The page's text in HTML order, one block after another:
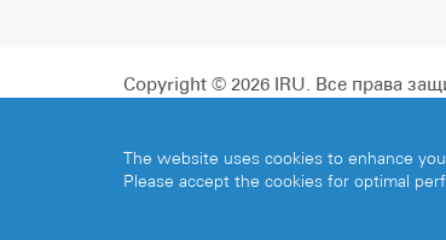
Copyright © 2026 IRU. Все права
The website uses cookies to enhance
Please accept the cookies for optimal